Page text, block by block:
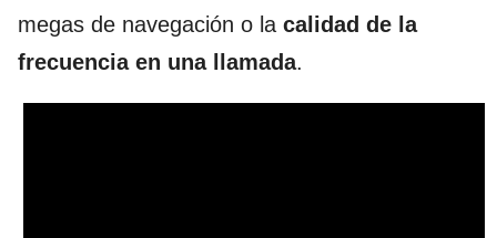
megas de navegación o la calidad de la
frecuencia en una llamada.